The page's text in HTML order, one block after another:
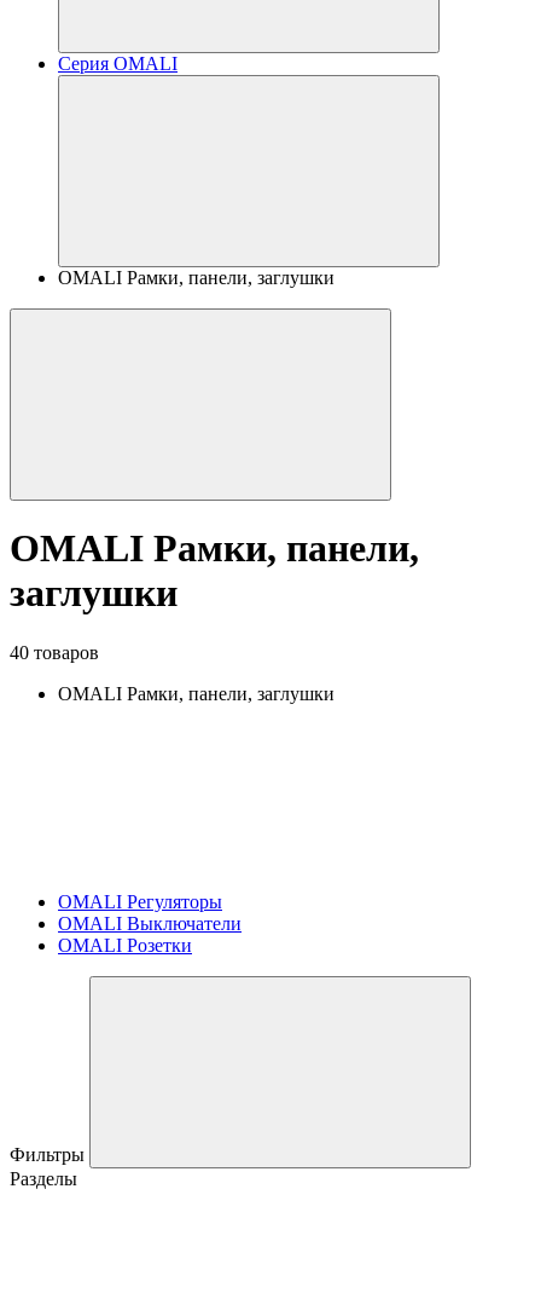
Серия OMALI
OMALI Рамки, панели, заглушки
OMALI Рамки, панели,
заглушки
40 товаров
OMALI Рамки, панели, заглушки
OMALI Регуляторы
OMALI Выключатели
OMALI Розетки
Фильтры
Разделы